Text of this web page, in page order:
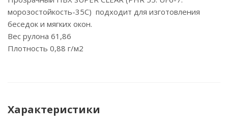
морозостойкость-35C) подходит для изготовления
беседок и мягких окон.
Вес рулона 61,86
Плотность 0,88 г/м2
Характеристики